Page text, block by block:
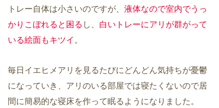
トレー自体は小さいのですが、 液体なので室内でうっ
かりこぼれると困る し、 白いトレーにアリが群がって
いる絵面もキツイ 。
毎日イエヒメアリを見るたびにどんどん気持ちが憂鬱
になっていき、アリのいる部屋では寝たくないので居
間に簡易的な寝床を作って眠るようになりました。